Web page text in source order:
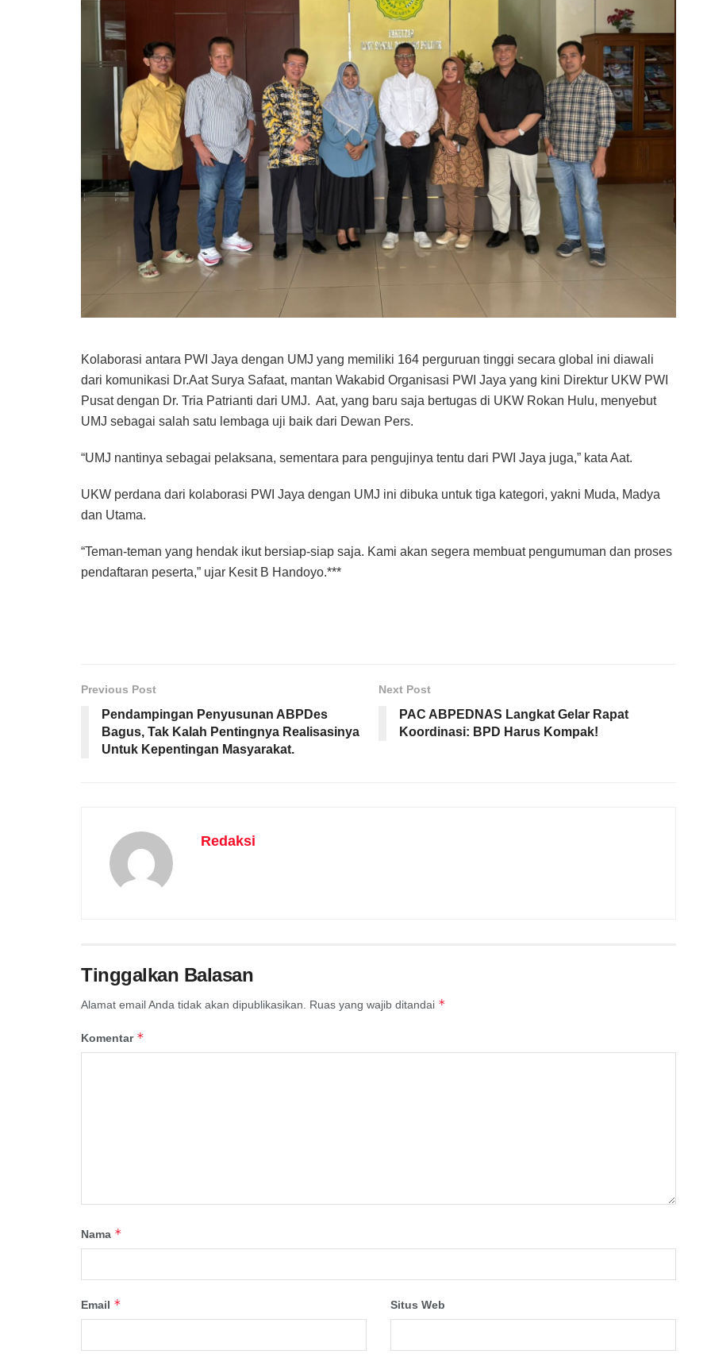
Kolaborasi antara PWI Jaya dengan UMJ yang memiliki 164 perguruan tinggi secara global ini diawali
dari komunikasi Dr.Aat Surya Safaat, mantan Wakabid Organisasi PWI Jaya yang kini Direktur UKW PWI
Pusat dengan Dr. Tria Patrianti dari UMJ. Aat, yang baru saja bertugas di UKW Rokan Hulu, menyebut
UMJ sebagai salah satu lembaga uji baik dari Dewan Pers.
“UMJ nantinya sebagai pelaksana, sementara para pengujinya tentu dari PWI Jaya juga,” kata Aat.
UKW perdana dari kolaborasi PWI Jaya dengan UMJ ini dibuka untuk tiga kategori, yakni Muda, Madya
dan Utama.
“Teman-teman yang hendak ikut bersiap-siap saja. Kami akan segera membuat pengumuman dan proses
pendaftaran peserta,” ujar Kesit B Handoyo.***
Previous Post
Pendampingan Penyusunan ABPDes
Bagus, Tak Kalah Pentingnya Realisasinya
Untuk Kepentingan Masyarakat.
Next Post
PAC ABPEDNAS Langkat Gelar Rapat
Koordinasi: BPD Harus Kompak!
Redaksi
Tinggalkan Balasan
Alamat email Anda tidak akan dipublikasikan. Ruas yang wajib ditandai *
Komentar *
Nama *
Email * Situs Web